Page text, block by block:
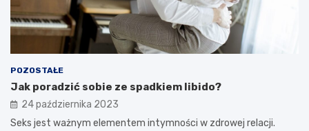
POZOSTAŁE
Jak poradzić sobie ze spadkiem libido?
24 października 2023
Seks jest ważnym elementem intymności w zdrowej relacji.